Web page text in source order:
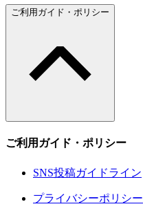
ご利用ガイド・ポリシー
ご利用ガイド・ポリシー
SNS投稿ガイドライン
プライバシーポリシー